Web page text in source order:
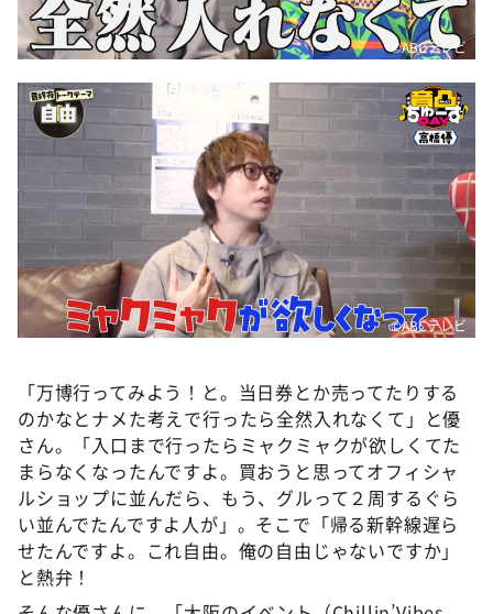
©ABCテレビ
©ABCテレビ
「万博行ってみよう！と。当日券とか売ってたりする
のかなとナメた考えで行ったら全然入れなくて」と優
さん。「入口まで行ったらミャクミャクが欲しくてた
まらなくなったんですよ。買おうと思ってオフィシャ
ルショップに並んだら、もう、グルって２周するぐら
い並んでたんですよ人が」。そこで「帰る新幹線遅ら
せたんですよ。これ自由。俺の自由じゃないですか」
と熱弁！